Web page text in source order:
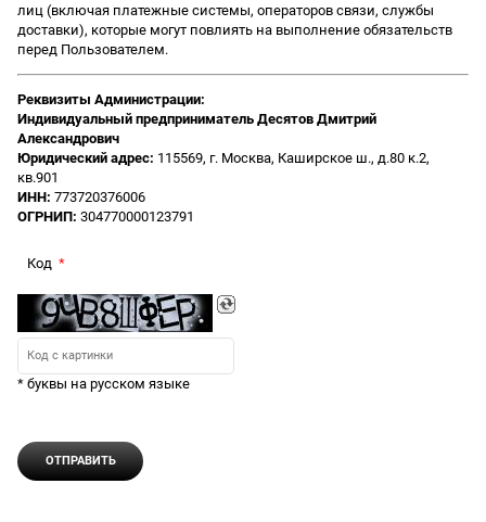
лиц (включая платежные системы, операторов связи, службы
доставки), которые могут повлиять на выполнение обязательств
перед Пользователем.
Реквизиты Администрации:
Индивидуальный предприниматель Десятов Дмитрий
Александрович
Юридический адрес: 115569, г. Москва, Каширское ш., д.80 к.2,
кв.901
ИНН: 773720376006
ОГРНИП: 304770000123791
Код
* буквы на русском языке